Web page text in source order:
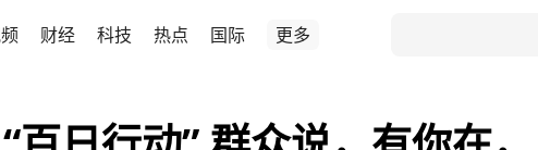
财经 科技 热点 国际 更多